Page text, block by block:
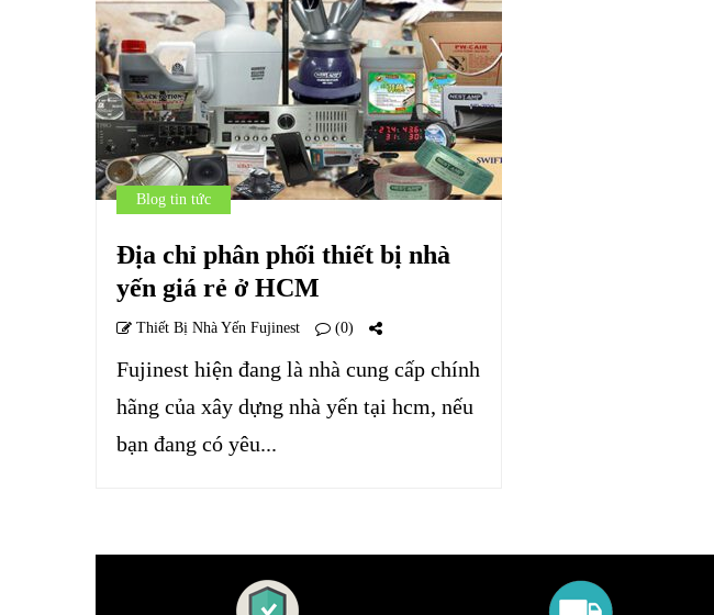
Blog tin tức
Địa chỉ phân phối thiết bị nhà
yến giá rẻ ở HCM
Thiết Bị Nhà Yến Fujinest (0)
Fujinest hiện đang là nhà cung cấp chính
hãng của xây dựng nhà yến tại hcm, nếu
bạn đang có yêu...